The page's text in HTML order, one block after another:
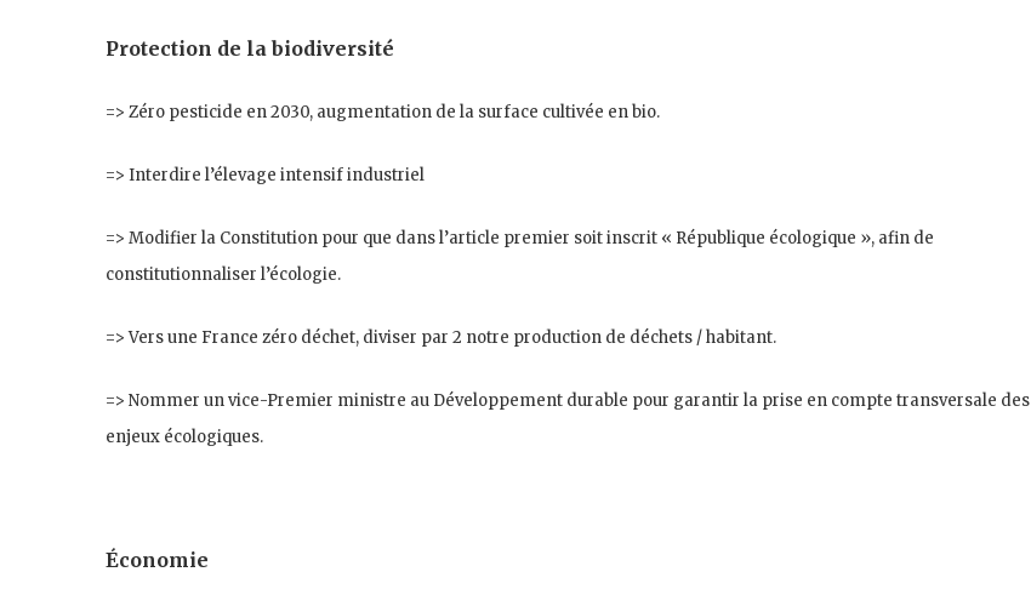
Protection de la biodiversité
=> Zéro pesticide en 2030, augmentation de la surface cultivée en bio.
=> Interdire l’élevage intensif industriel
=> Modifier la Constitution pour que dans l’article premier soit inscrit « République écologique », afin de
constitutionnaliser l’écologie.
=> Vers une France zéro déchet, diviser par 2 notre production de déchets / habitant.
=> Nommer un vice-Premier ministre au Développement durable pour garantir la prise en compte transversale des
enjeux écologiques.
Économie